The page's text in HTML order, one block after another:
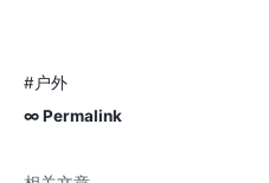
#户外
∞ Permalink